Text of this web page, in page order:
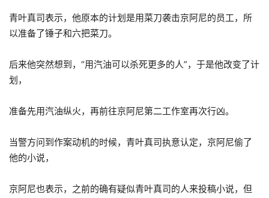
青叶真司表示，他原本的计划是用菜刀袭击京阿尼的员工，所
以准备了锤子和六把菜刀。
后来他突然想到，“用汽油可以杀死更多的人”，于是他改变了计
划，
准备先用汽油纵火，再前往京阿尼第二工作室再次行凶。
当警方问到作案动机的时候，青叶真司执意认定，京阿尼偷了
他的小说，
京阿尼也表示，之前的确有疑似青叶真司的人来投稿小说，但